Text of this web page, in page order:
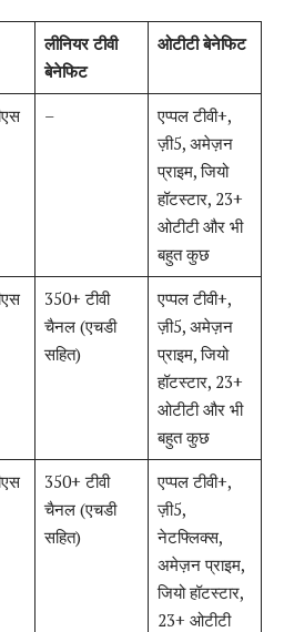
लीनियर टीवी
बेनेफिट
ओटीटी बेनेफिट
–
एप्पल टीवी+,
ज़ी5, अमेज़न
प्राइम, जियो
हॉटस्टार, 23+
ओटीटी और भी
बहुत कुछ
350+ टीवी
चैनल (एचडी
सहित)
एप्पल टीवी+,
ज़ी5, अमेज़न
प्राइम, जियो
हॉटस्टार, 23+
ओटीटी और भी
बहुत कुछ
350+ टीवी
चैनल (एचडी
सहित)
एप्पल टीवी+,
ज़ी5,
नेटफ्लिक्स,
अमेज़न प्राइम,
जियो हॉटस्टार,
23+ ओटीटी